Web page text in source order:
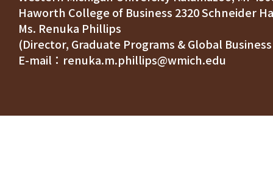
Ms. Renuka Phillips
(Director, Graduate Programs & Global
E-mail：renuka.m.phillips@wmich.edu